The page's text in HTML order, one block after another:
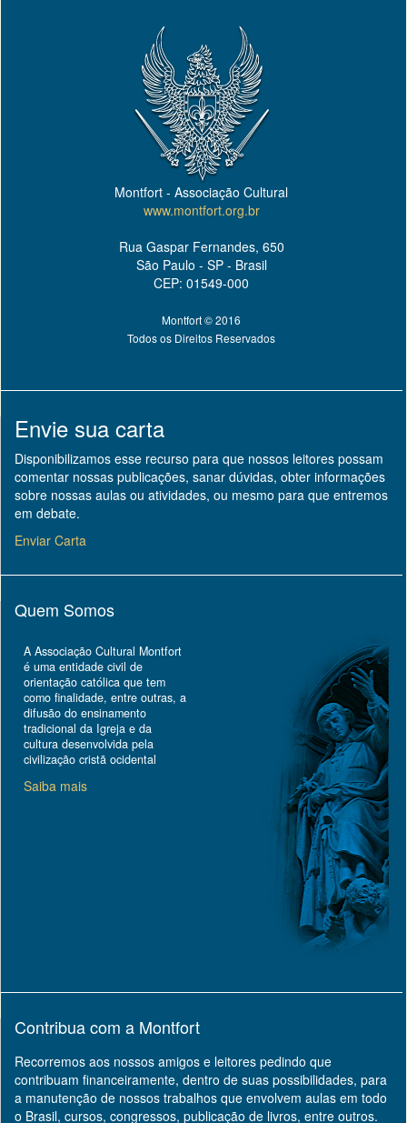
Montfort - Associação Cultural
www.montfort.org.br
Rua Gaspar Fernandes, 650
São Paulo - SP - Brasil
CEP: 01549-000
Montfort © 2016
Todos os Direitos Reservados
Envie sua carta
Disponibilizamos esse recurso para que nossos leitores possam
comentar nossas publicações, sanar dúvidas, obter informações
sobre nossas aulas ou atividades, ou mesmo para que entremos
em debate.
Enviar Carta
Quem Somos
A Associação Cultural Montfort
é uma entidade civil de
orientação católica que tem
como finalidade, entre outras, a
difusão do ensinamento
tradicional da Igreja e da
cultura desenvolvida pela
civilização cristã ocidental
Saiba mais
Contribua com a Montfort
Recorremos aos nossos amigos e leitores pedindo que
contribuam financeiramente, dentro de suas possibilidades, para
a manutenção de nossos trabalhos que envolvem aulas em todo
o Brasil, cursos, congressos, publicação de livros, entre outros.